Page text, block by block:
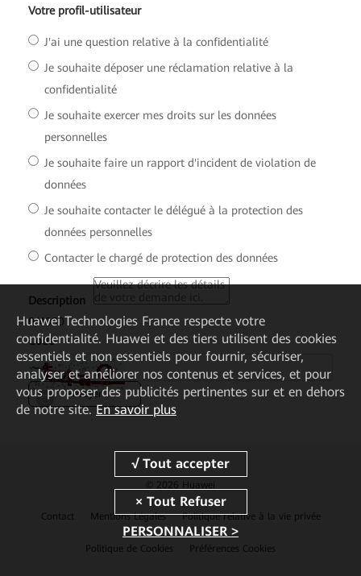
Votre profil-utilisateur*
J'ai une question relative à la confidentialité
Je souhaite déposer une réclamation relative à la
confidentialité
Je souhaite exercer mes droits sur les données
personnelles
Je souhaite faire un rapport d'incident de violation de
données
Je souhaite contacter le délégué à la protection des
données personnelles
Contacter le chargé de protection des données
Description
0/4000
Code*
Envoyer
© 2026 Huawei
Contact Mentions Légales Politique relative à la vie privée
Politique de Cookies Préférences Cookies
Huawei Technologies France respecte votre
confidentialité. Huawei et des tiers utilisent des cookies
essentiels et non essentiels pour fournir, sécuriser,
analyser et améliorer nos contenus et services, et pour
vous proposer des publicités pertinentes sur et en dehors
de notre site.En savoir plus
PERSONNALISER >